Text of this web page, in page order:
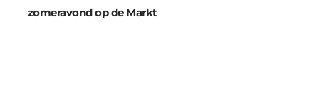
zomeravond op de Markt